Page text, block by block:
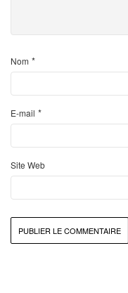
Nom *
E-mail *
Site Web